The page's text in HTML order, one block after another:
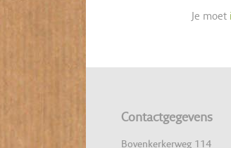
Je moet
Contactgegevens
Bovenkerkerweg 114